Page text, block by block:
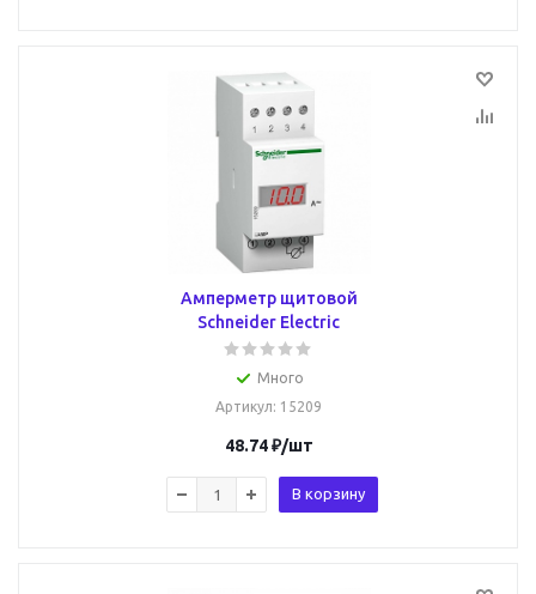
Амперметр щитовой
Schneider Electric
Много
Артикул: 15209
48.74₽/шт
В корзину